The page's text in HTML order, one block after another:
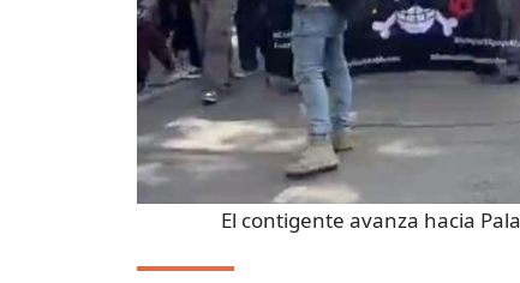
El contigente avanza hacia